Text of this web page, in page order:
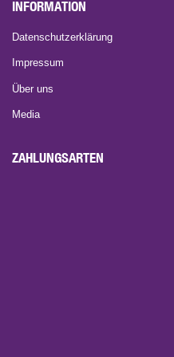
INFORMATION
Datenschutzerklärung
Impressum
Über uns
Media
ZAHLUNGSARTEN